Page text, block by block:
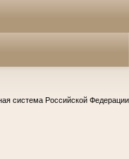
система Российской